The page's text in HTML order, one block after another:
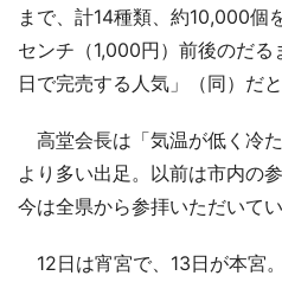
まで、計14種類、約10,000個
センチ（1,000円）前後のだ
日で完売する人気」（同）だと
高堂会長は「気温が低く冷
より多い出足。以前は市内の
今は全県から参拝いただいて
12日は宵宮で、13日が本宮